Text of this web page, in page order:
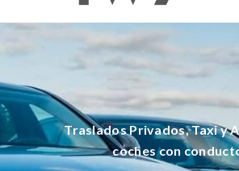
Traslados Privados, Taxi y
coches con